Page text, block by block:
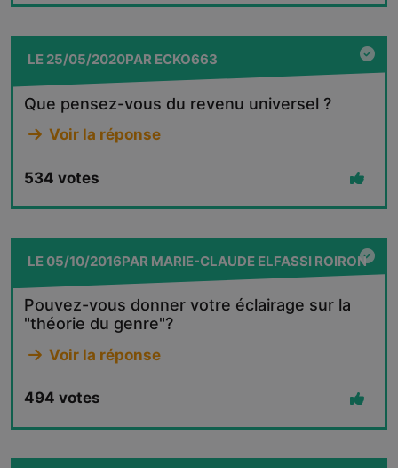
LE 25/05/2020PAR ECKO663
Que pensez-vous du revenu universel ?
Voir la réponse
534 votes
LE05/10/2016PAR MARIE-CLAUDE ELFASSI ROIRON
Pouvez-vous donner votre éclairage sur la
"théorie du genre"?
Voir la réponse
494 votes